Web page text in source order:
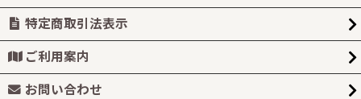
特定商取引法表示
ご利用案内
お問い合わせ